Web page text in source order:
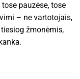
pauzėse, tose
– ne vartotojais,
tiesiog žmonėmis,